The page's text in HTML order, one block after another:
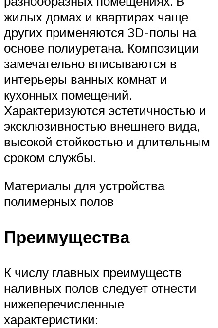
жилых домах и квартирах чаще
других применяются 3D-полы на
основе полиуретана. Композиции
замечательно вписываются в
интерьеры ванных комнат и
кухонных помещений.
Характеризуются эстетичностью и
эксклюзивностью внешнего вида,
высокой стойкостью и длительным
сроком службы.
Материалы для устройства
полимерных полов
Преимущества
К числу главных преимуществ
наливных полов следует отнести
нижеперечисленные
характеристики: